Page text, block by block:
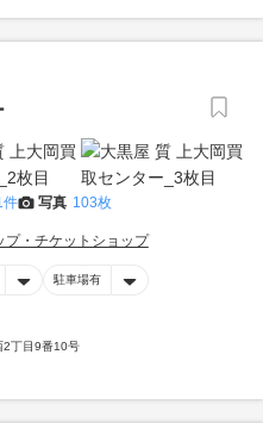
件 写真 103枚
プ・チケットショップ
駐車場有
2丁目9番10号